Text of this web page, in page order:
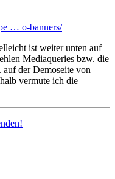
… o-banners/
ist weiter unten auf
Mediaqueries bzw. die
der Demoseite von
vermute ich die